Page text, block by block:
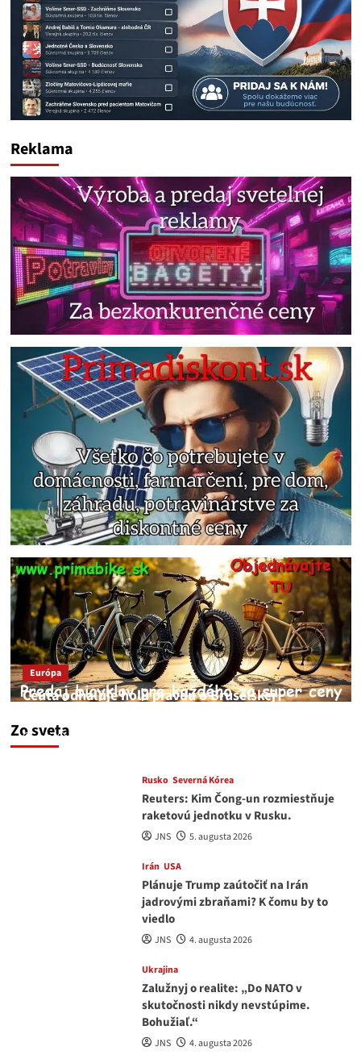
Reklama
Zo sveta
Európa
Ceuta odhaľuje holú pravdu o Bruselskej
JNS
Rusko Severná Kórea
Reuters: Kim Čong-un rozmiestňuje
raketovú jednotku v Rusku.
JNS 5. augusta 2026
Irán USA
Plánuje Trump zaútočiť na Irán
jadrovými zbraňami? K čomu by to
viedlo
JNS 4. augusta 2026
Ukrajina
Zalužnyj o realite: „Do NATO v
skutočnosti nikdy nevstúpime.
Bohužiaľ.“
JNS 4. augusta 2026